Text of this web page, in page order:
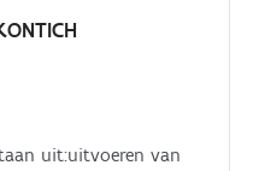
en welzijn;je
familie en
taken op in functie
uit:uitvoeren van